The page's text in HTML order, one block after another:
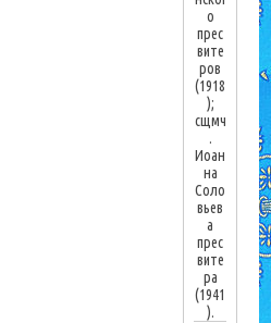
о
прес
вите
ров
(1918
);
сщмч
.
Иоан
на
Соло
вьев
а
прес
вите
ра
(1941
).